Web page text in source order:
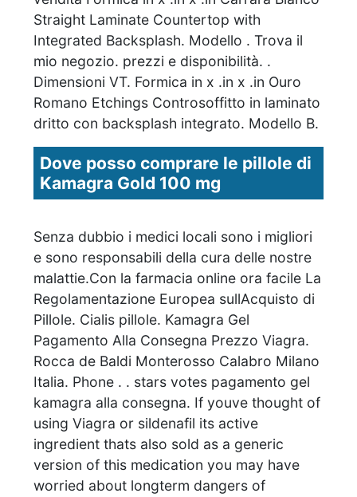
Straight Laminate Countertop with
Integrated Backsplash. Modello . Trova il
mio negozio. prezzi e disponibilità. .
Dimensioni VT. Formica in x .in x .in Ouro
Romano Etchings Controsoffitto in laminato
dritto con backsplash integrato. Modello B.
Dove posso comprare le pillole di
Kamagra Gold 100 mg
Senza dubbio i medici locali sono i migliori
e sono responsabili della cura delle nostre
malattie.Con la farmacia online ora facile La
Regolamentazione Europea sullAcquisto di
Pillole. Cialis pillole. Kamagra Gel
Pagamento Alla Consegna Prezzo Viagra.
Rocca de Baldi Monterosso Calabro Milano
Italia. Phone . . stars votes pagamento gel
kamagra alla consegna. If youve thought of
using Viagra or sildenafil its active
ingredient thats also sold as a generic
version of this medication you may have
worried about longterm dangers of